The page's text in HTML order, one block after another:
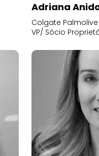
Adriana
Colgate
VP/ Sócio